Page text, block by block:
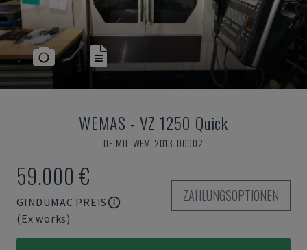
WEMAS - VZ 1250 Quick
DE-MIL-WEM-2013-00002
59.000 €
GINDUMAC PREIS
(Ex works)
ZAHLUNGSOPTIONEN